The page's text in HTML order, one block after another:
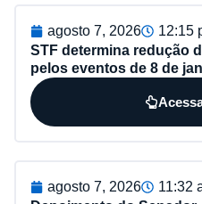
agosto 7, 2026
12:15
STF determina redução
pelos eventos de 8 de
agosto 7, 2026
11:32